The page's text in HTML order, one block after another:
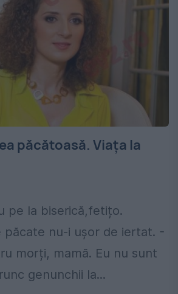
păcătoasă. Viața la
pe la biserică,fetițo.
păcate nu-i ușor de iertat. -
morți, mamă. Eu nu sunt
genunchii la...